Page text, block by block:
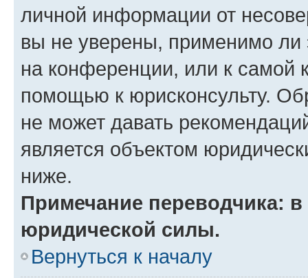
личной информации от
вы не уверены, применимо ли
на конференции, или к самой
помощью к юрисконсульту.
не может давать
является объектом
ниже.
Примечание переводчика:
юридической силы.
Вернуться к началу